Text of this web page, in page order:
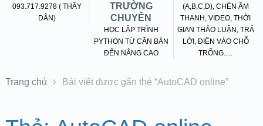
093.717.9278 ( THẦY
DÂN)
TRƯỜNG
CHUYÊN
HỌC LẬP TRÌNH
PYTHON TỪ CĂN BẢN
ĐẾN NÂNG CAO
(A,B,C,D), CHÈN ÂM
THANH, VIDEO, THỜI
GIAN THẢO LUẬN, TRẢ
LỜI, ĐIỀN VÀO CHỖ
TRỐNG.....
Trang chủ Bài viết được gắn thẻ “AutoCAD online”